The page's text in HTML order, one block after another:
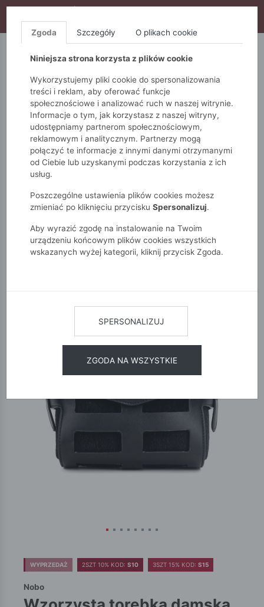
S10), DODATKOWE 15% ZA 3SZT (KOD: S15)
5.10.15. QUIOSQUE
Monnari Torby
TORBY NOBO
Wzorzysta torebka damska
WYPRZEDAŻ 2SZT 10% KOD: S10 3SZT 15% KOD: S15
Nobo
Zgoda Szczegóły O plikach cookie
Niniejsza strona korzysta z plików cookie
Wykorzystujemy pliki cookie do spersonalizowania
treści i reklam, aby oferować funkcje
społecznościowe i analizować ruch w naszej witrynie.
Informacje o tym, jak korzystasz z naszej witryny,
udostępniamy partnerom społecznościowym,
reklamowym i analitycznym. Partnerzy mogą
połączyć te informacje z innymi danymi otrzymanymi
od Ciebie lub uzyskanymi podczas korzystania z ich
usług.
Poszczególne ustawienia plików cookies możesz
zmieniać po kliknięciu przycisku Spersonalizuj.
Aby wyrazić zgodę na instalowanie na Twoim
urządzeniu końcowym plików cookies wszystkich
wskazanych wyżej kategorii, kliknij przycisk Zgoda.
SPERSONALIZUJ
ZGODA NA WSZYSTKIE